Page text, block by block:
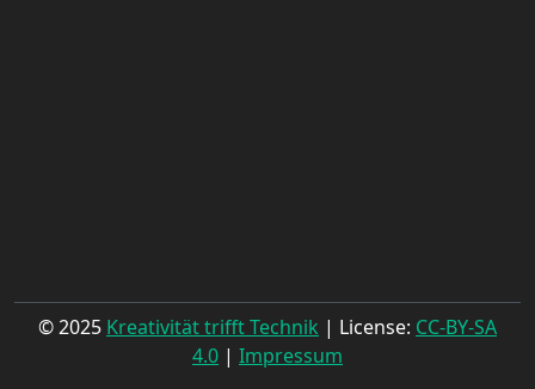
© 2025 Kreativität trifft Technik | License: CC-BY-SA
4.0 | Impressum